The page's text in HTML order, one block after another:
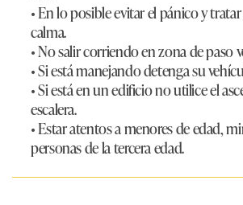
• En lo posible evitar el pánico y
calma.
• No salir corriendo en zona de paso
• Si está manejando detenga su
• Si está en un edificio no utilice el
escalera.
• Estar atentos a menores de edad,
personas de la tercera edad.